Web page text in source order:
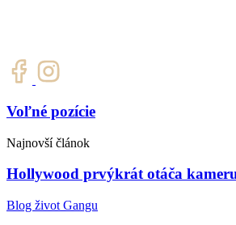
Voľné pozície
Najnovší článok
Hollywood prvýkrát otáča
Blog život Gangu